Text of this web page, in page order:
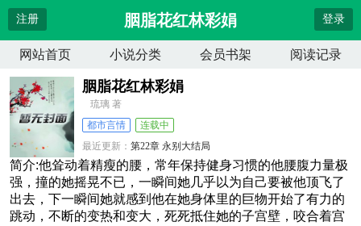
注册 胭脂花红林彩娟 登录
网站首页 小说分类 会员书架 阅读记录
胭脂花红林彩娟
琉璃 著
都市言情
连载中
最近更新：第22章 永别大结局
更新时间：2026-04-11 20:37:44
简介:他耸动着精瘦的腰，常年保持健身习惯的他腰腹力量极
强，撞的她摇晃不已，一瞬间她几乎以为自己要被他顶飞了
出去，下一瞬间她就感到他在她身体里的巨物开始了有力的
跳动，不断的变热和变大，死死抵住她的子宫壁，咬合着宫